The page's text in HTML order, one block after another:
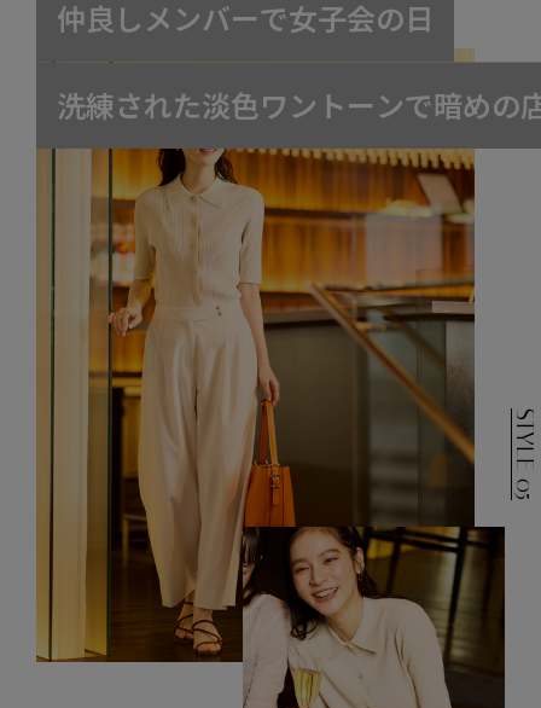
STYLE 05
仲良 しメンバーで女子会の日
洗練された淡色ワン トーンで暗めの